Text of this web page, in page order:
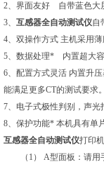
2、界面友好 自带蓝色大
3、 互感器全自动测试仪自
4、双操作方式 主机采用
5、数据处理* 内置超大容
6、配置方式灵活 内置升
能满足更多CT的测试要求
7、电子式极性判别，声
8、保护功能* 本机具有单
互感器全自动测试仪打印
（1） A型面板：请用手